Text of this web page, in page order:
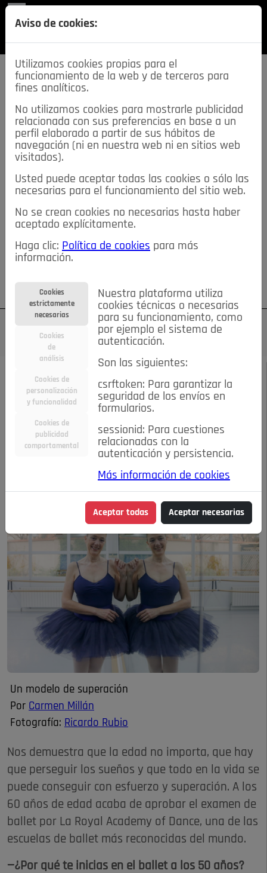
SECCIONES
descarga esta
REVISTA
≡NOTICIAS
NOTICIAS SERVICIOS DE INTERÉS
TABLÓN DE ANUNCIOS MIS ANUNCIOS CONTACTO
NOSOTROS
Su cuenta Regístrese ¿Olvidó su contraseña?
MARZO 2020 ENTREVISTAS
LUISA MORALES
GÓMEZ TEJEDOR
Un modelo de superación
Por Carmen Millán
Fotografía: Ricardo Rubio
Nos demuestra que la edad no importa, que hay
que perseguir los sueños y que todo en la vida se
puede conseguir con esfuerzo y superación. A los
60 años de edad acaba de aprobar el examen de
ballet por La Royal Academy of Dance, una de las
escuelas de ballet más reconocidas del mundo.
—¿Por qué te inicias en el ballet a los 50 años?
Aviso de cookies:
Utilizamos cookies propias para el
funcionamiento de la web y de terceros para
fines analíticos.
No utilizamos cookies para mostrarle publicidad
relacionada con sus preferencias en base a un
perfil elaborado a partir de sus hábitos de
navegación (ni en nuestra web ni en sitios web
visitados).
Usted puede aceptar todas las cookies o sólo las
necesarias para el funcionamiento del sitio web.
No se crean cookies no necesarias hasta haber
aceptado explícitamente.
Haga clic: Política de cookies para más
información.
Cookies
estrictamente
necesarias
Cookies
de
análisis
Cookies de
personalización
y funcionalidad
Cookies de
publicidad
comportamental
Nuestra plataforma utiliza
cookies técnicas o necesarias
para su funcionamiento, como
por ejemplo el sistema de
autenticación.
Son las siguientes:
csrftoken: Para garantizar la
seguridad de los envíos en
formularios.
sessionid: Para cuestiones
relacionadas con la
autenticación y persistencia.
Más información de cookies
Aceptar todas Aceptar necesarias